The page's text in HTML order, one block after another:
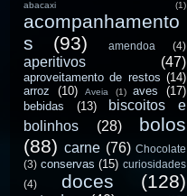
abacaxi (1)
acompanhamento
s
(93) amendoa (4)
aperitivos (47)
aproveitamento de restos (14)
arroz
(10) Aveia (1) aves
(17)
bebidas
(13)
biscoitos e
bolinhos
(28)
bolos
(88) carne (76) Chocolate
(3) conservas (15) curiosidades
(4)
doces (128)